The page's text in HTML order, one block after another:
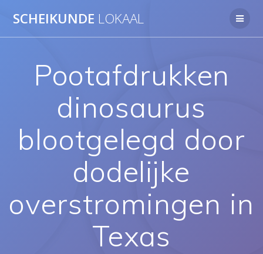
naar
SCHEIKUNDE LOKAAL
Pootafdrukken
dinosaurus
blootgelegd door
dodelijke
overstromingen in
Texas